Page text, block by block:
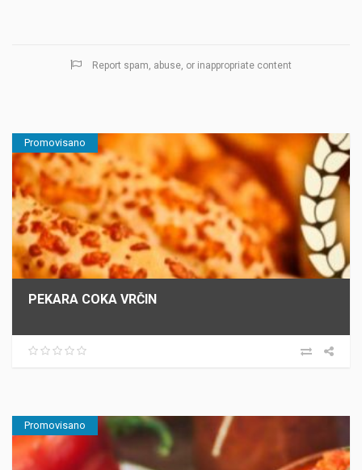
Report spam, abuse, or inappropriate content
Promovisano
PEKARA COKA VRČIN
Promovisano